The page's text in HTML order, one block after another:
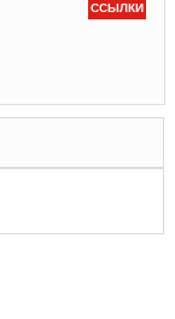
ССЫЛКИ